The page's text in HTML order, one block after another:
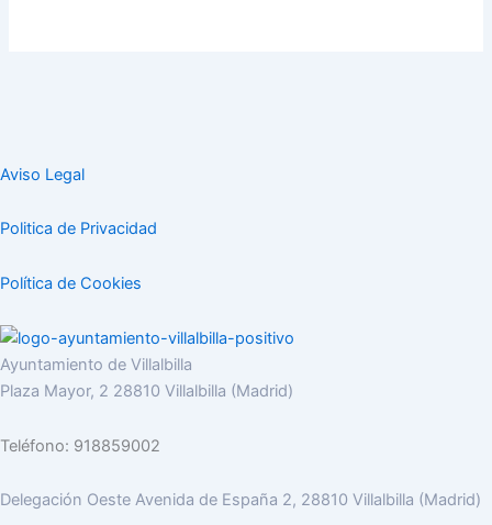
Aviso Legal
Politica de Privacidad
Política de Cookies
Ayuntamiento de Villalbilla
Plaza Mayor, 2 28810 Villalbilla (Madrid)
Teléfono: 918859002
Delegación Oeste Avenida de España 2, 28810 Villalbilla (Madrid)